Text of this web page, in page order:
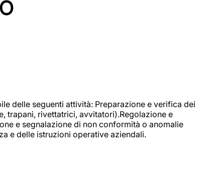
delle seguenti attività: Preparazione e verifica dei
trapani, rivettatrici, avvitatori).Regolazione e
e segnalazione di non conformità o anomalie
e delle istruzioni operative aziendali.